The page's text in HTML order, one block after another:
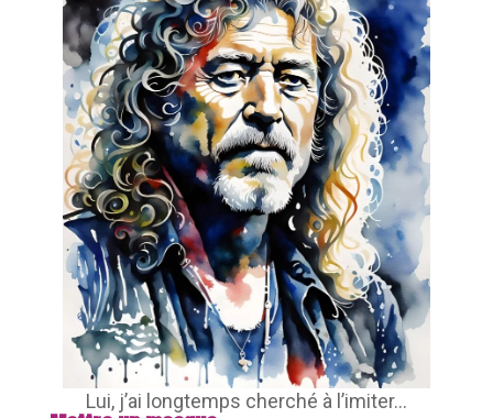
Lui, j’ai longtemps cherché à l’imiter…